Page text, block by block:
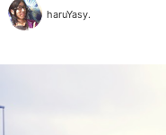
haruYasy.